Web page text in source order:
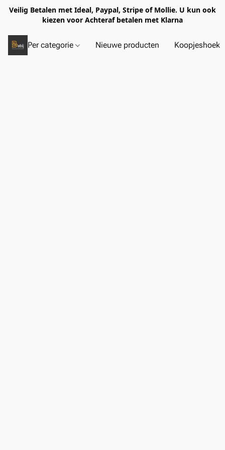
Veilig Betalen met Ideal, Paypal, Stripe of Mollie. U kun ook
kiezen voor Achteraf betalen met Klarna
Per categorie Nieuwe producten Koopjeshoek